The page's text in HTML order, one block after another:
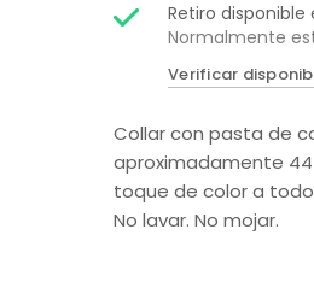
Retiro disponible
Normalmente
Verificar
Collar con pasta de
aproximadamente
toque de color a
No lavar. No mojar.